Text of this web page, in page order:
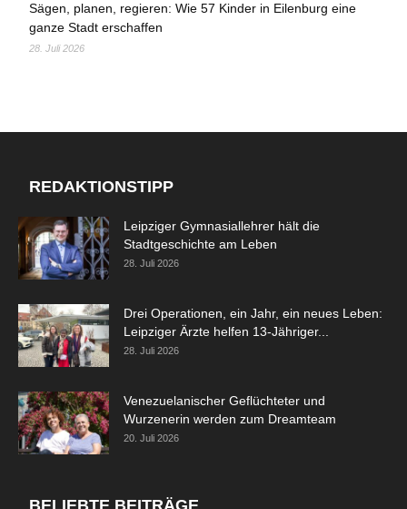
Sägen, planen, regieren: Wie 57 Kinder in Eilenburg eine
ganze Stadt erschaffen
28. Juli 2026
REDAKTIONSTIPP
Leipziger Gymnasiallehrer hält die
Stadtgeschichte am Leben
28. Juli 2026
Drei Operationen, ein Jahr, ein neues Leben:
Leipziger Ärzte helfen 13-Jähriger...
28. Juli 2026
Venezuelanischer Geflüchteter und
Wurzenerin werden zum Dreamteam
20. Juli 2026